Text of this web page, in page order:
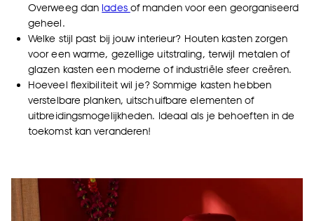
Overweeg danlades of manden voor een georganiseerd
geheel.
Welke stijl past bij jouw interieur? Houten kasten zorgen
voor een warme, gezellige uitstraling, terwijl metalen of
glazen kasten een moderne of industriële sfeer creëren.
Hoeveel flexibiliteit wil je? Sommige kasten hebben
verstelbare planken, uitschuifbare elementen of
uitbreidingsmogelijkheden. Ideaal als je behoeften in de
toekomst kan veranderen!